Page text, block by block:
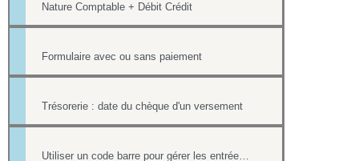
Nature Comptable + Débit Crédit
Formulaire avec ou sans paiement
Trésorerie : date du chèque d'un versement
Utiliser un code barre pour gérer les entrées à ses événements